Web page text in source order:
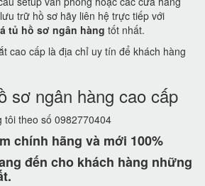
trữ hồ sơ hãy liên hệ trực tiếp với
tủ hồ sơ ngân hàng tốt nhất.
cao cấp là địa chỉ uy tín để khách hàng
sơ ngân hàng cao cấp
tôi theo số 0982770404
chính hãng và mới 100%
đến cho khách hàng những